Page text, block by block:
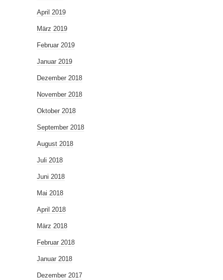
April 2019
März 2019
Februar 2019
Januar 2019
Dezember 2018
November 2018
Oktober 2018
September 2018
August 2018
Juli 2018
Juni 2018
Mai 2018
April 2018
März 2018
Februar 2018
Januar 2018
Dezember 2017